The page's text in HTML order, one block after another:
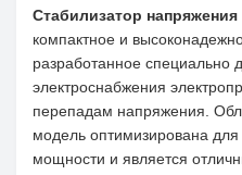
Стабилизатор напряжения
компактное и
разработанное специально
электроснабжения
перепадам напряжения.
модель оптимизирована
мощности и является